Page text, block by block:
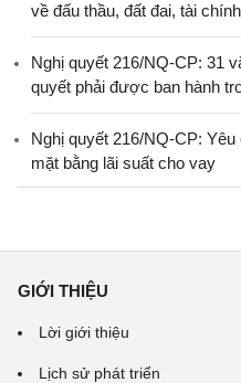
về đấu thầu, đất đai, tài chính
Nghị quyết 216/NQ-CP: 31
quyết phải được ban hành
Nghị quyết 216/NQ-CP:
mặt bằng lãi suất cho vay
GIỚI THIỆU
Lời giới thiệu
Lịch sử phát triển